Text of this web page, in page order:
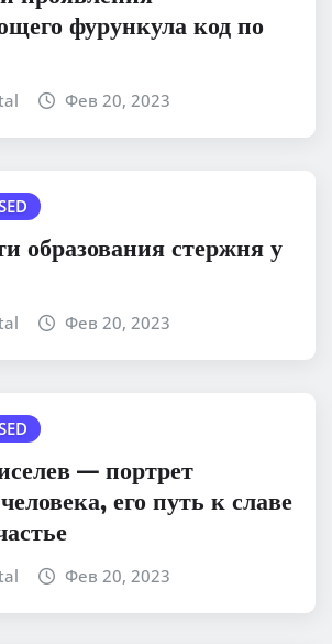
фурункула код по
Фев 20, 2023
образования стержня у
Фев 20, 2023
— портрет
его путь к славе
Фев 20, 2023